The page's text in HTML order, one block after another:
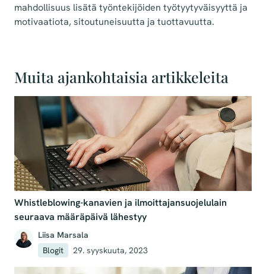
mahdollisuus lisätä työntekijöiden työtyytyväisyyttä ja
motivaatiota, sitoutuneisuutta ja tuottavuutta.
Muita ajankohtaisia artikkeleita
Whistleblowing-kanavien ja ilmoittajansuojelulain
seuraava määräpäivä lähestyy
Liisa Marsala
Blogit
29. syyskuuta, 2023